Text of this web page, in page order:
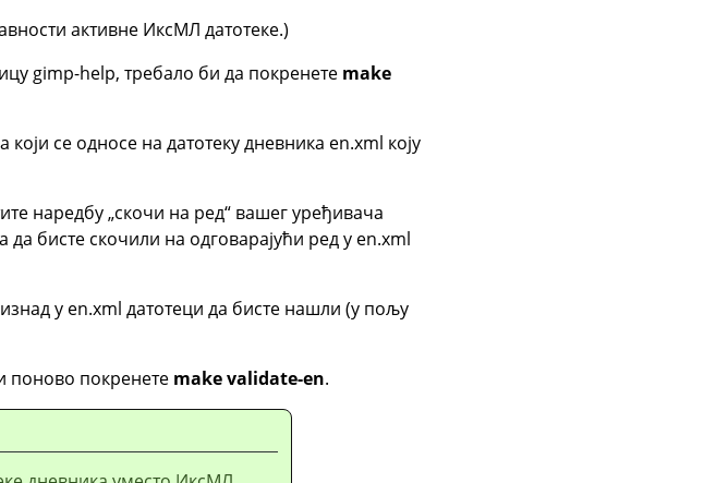
активне ИксМЛ датотеке.)
gimp-help, требало би да покренете make
се односе на датотеку дневника en.xml коју
наредбу„скочи на ред“ вашег уређивача
да бисте скочили на одговарајући ред у en.xml
у en.xml датотеци да бисте нашли (у пољу
поново покренете make validate-en.